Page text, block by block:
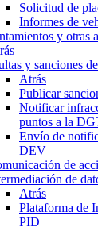
Solicitud de
Informes de
y otras
y sanciones
Atrás
Publicar
Notificar
puntos a la
Envío de
DEV
de
de
Atrás
Plataforma de
PID